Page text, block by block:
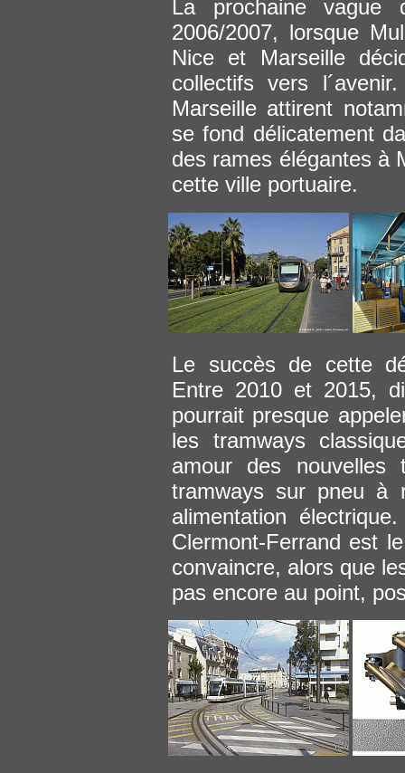
La prochaine vague
2006/2007, lorsque
Nice et Marseille
collectifs vers
Marseille attirent
se fond délicatement
des rames élégantes à
cette ville portuaire.
Le succès de cette
Entre 2010 et 2015,
pourrait presque
les tramways
amour des nouvelles
tramways sur pneu à
alimentation
Clermont-Ferrand est
convaincre, alors que
pas encore au point,